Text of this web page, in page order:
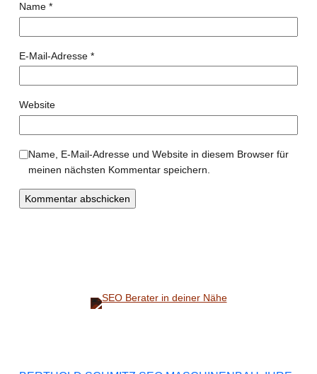
Name *
E-Mail-Adresse *
Website
Name, E-Mail-Adresse und Website in diesem Browser für
meinen nächsten Kommentar speichern.